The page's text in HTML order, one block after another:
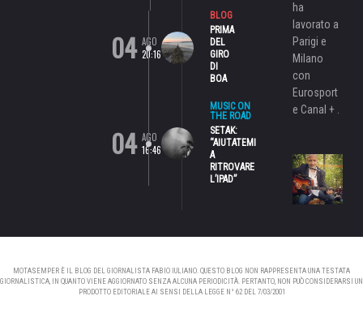
04 AGO
20:16
BLOG
PRIMA
DEL
GIRO
DI
BOA
04 AGO
16:46
MUSIC ON
THE ROAD
SETAK:
“AIUTATEMI
A
RITROVARE
L’IPAD”
ha
lavorato a
Parigi e
Milano
con
Eurosport
e Canal + .
MOTASEMPER È IL BLOG DEL GIORNALISTA FABIO IULIANO. QUESTO BLOG NON RAPPRESENTA UNA TESTATA
GIORNALISTICA, IN QUANTO VIENE AGGIORNATO SENZA ALCUNA PERIODICITÀ. PERTANTO, NON PUÒ CONSIDERARSI UN
PRODOTTO EDITORIALE AI SENSI DELLA LEGGE N° 62 DEL 7/03/2001